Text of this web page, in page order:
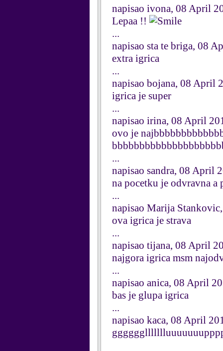
napisao ivona, 08 April
Lepaa !!
...
napisao sta te briga, 08
extra igrica
...
napisao bojana, 08 April
igrica je super
...
napisao irina, 08 April
ovo je
...
napisao sandra, 08 April
na pocetku je odvravna a
...
napisao Marija
ova igrica je strava
...
napisao tijana, 08 April
najgora igrica msm
...
napisao anica, 08 April
bas je glupa igrica
...
napisao kaca, 08 April